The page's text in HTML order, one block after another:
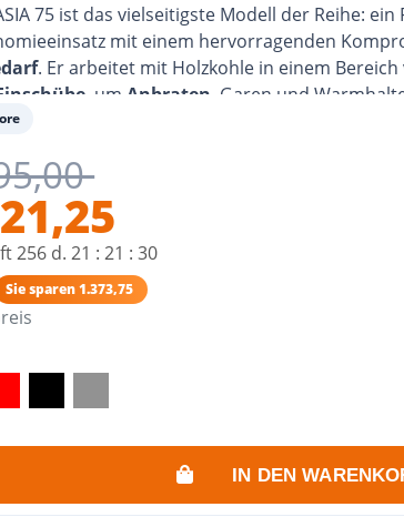
75 ist das vielseitigste Modell der Reihe:
mit einem hervorragenden
. Er arbeitet mit Holzkohle in einem Bereich
, um Anbraten , Garen und
– Service für Service.
256 d. 21 : 21 : 29
Sie sparen 1.373,75
IN DEN